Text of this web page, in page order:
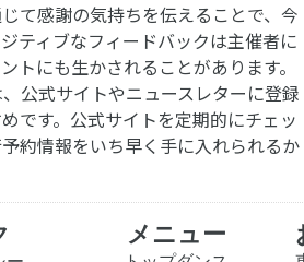
て感謝の気持ちを伝えることで、今
ティブなフィードバックは主催者に
トにも生かされることがあります。
公式サイトやニュースレターに登録
です。公式サイトを定期的にチェッ
約情報をいち早く手に入れられるか
メニュー